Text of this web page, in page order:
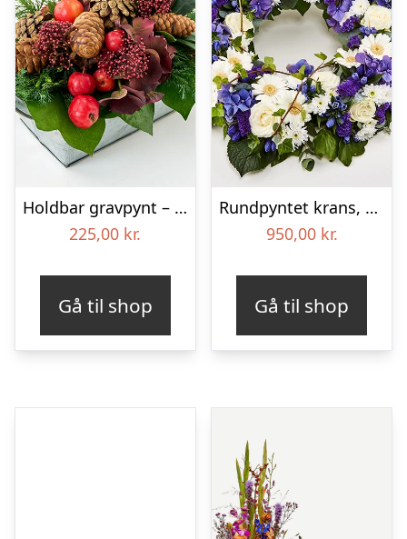
Holdbar gravpynt – Blomster til begravelse
225,00 kr.
Gå til shop
Rundpyntet krans, blå og hvid – Blomster til begravelse
950,00 kr.
Gå til shop